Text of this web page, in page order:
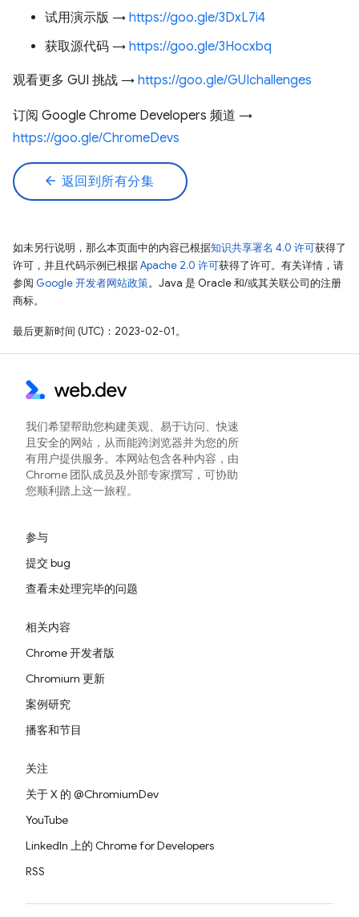
试用演示版 → https://goo.gle/3DxL7i4
获取源代码 → https://goo.gle/3Hocxbq
观看更多 GUI 挑战 → https://goo.gle/GUIchallenges
订阅 Google Chrome Developers 频道 →
https://goo.gle/ChromeDevs
arrow_back 返回到所有分集
如未另行说明，那么本页面中的内容已根据知识共享署名 4.0 许可获得了
许可，并且代码示例已根据Apache 2.0 许可获得了许可。有关详情，请
参阅 Google 开发者网站政策。Java 是 Oracle 和/或其关联公司的注册
商标。
最后更新时间 (UTC)：2023-02-01。
我们希望帮助您构建美观、易于访问、快速
且安全的网站，从而能跨浏览器并为您的所
有用户提供服务。本网站包含各种内容，由
Chrome 团队成员及外部专家撰写，可协助
您顺利踏上这一旅程。
参与
提交 bug
查看未处理完毕的问题
相关内容
Chrome 开发者版
Chromium 更新
案例研究
播客和节目
关注
关于 X 的 @ChromiumDev
YouTube
LinkedIn 上的 Chrome for Developers
RSS